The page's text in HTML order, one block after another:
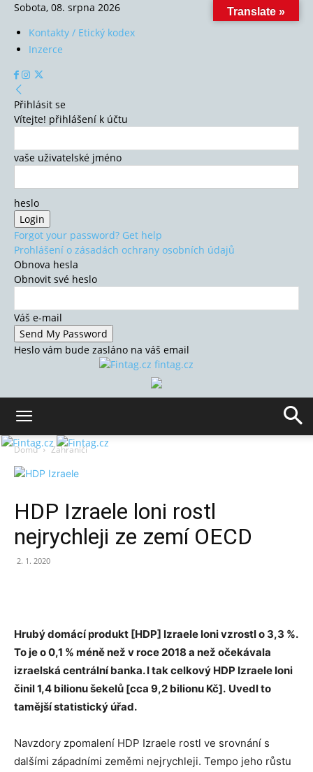
Sobota, 08. srpna 2026
Kontakty / Etický kodex
Inzerce
Přihlásit se
Vítejte! přihlášení k účtu
vaše uživatelské jméno
heslo
Forgot your password? Get help
Prohlášení o zásadách ochrany osobních údajů
Obnova hesla
Obnovit své heslo
Váš e-mail
Heslo vám bude zasláno na váš email
fintag.cz
Domů Zahraničí
HDP Izraele loni rostl
nejrychleji ze zemí OECD
2. 1. 2020
Hrubý domácí produkt [HDP] Izraele loni vzrostl o 3,3 %.
To je o 0,1 % méně než v roce 2018 a než očekávala
izraelská centrální banka. I tak celkový HDP Izraele loni
činil 1,4 bilionu šekelů [cca 9,2 bilionu Kč]. Uvedl to
tamější statistický úřad.
Navzdory zpomalení HDP Izraele rostl ve srovnání s
dalšími západními zeměmi nejrychleji. Tempo jeho růstu
Translate »